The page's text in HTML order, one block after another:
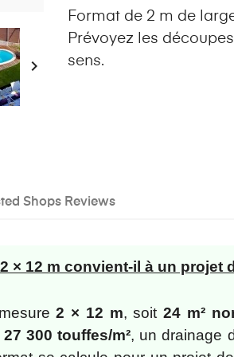

Format de 2 m de
Prévoyez les
sens.
Shops Reviews
× 12 m convient-il à un projet
mesure2 × 12 m, soit 24 m²
27 300 touffes/m², un drainage